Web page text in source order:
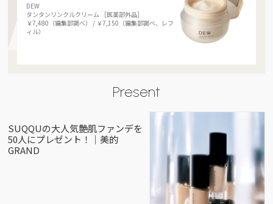
DEW
タンタンリンクルクリーム ［医薬部外品］
￥7,480（編集部調べ） / ￥7,150（編集部調べ、レフ
ィル）
Present
SUQQUの大人気艶肌ファンデを
50人にプレゼント！｜美的
GRAND